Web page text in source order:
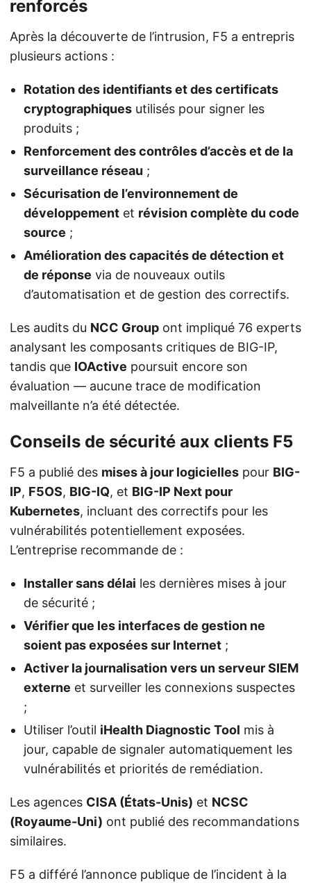
renforcés
Après la découverte de l’intrusion, F5 a entrepris
plusieurs actions :
Rotation des identifiants et des certificats
cryptographiques utilisés pour signer les
produits ;
Renforcement des contrôles d’accès et de la
surveillance réseau ;
Sécurisation de l’environnement de
développement et révision complète du code
source ;
Amélioration des capacités de détection et
de réponse via de nouveaux outils
d’automatisation et de gestion des correctifs.
Les audits du NCC Group ont impliqué 76 experts
analysant les composants critiques de BIG-IP,
tandis que IOActive poursuit encore son
évaluation — aucune trace de modification
malveillante n’a été détectée.
Conseils de sécurité aux clients F5
F5 a publié des mises à jour logicielles pour BIG-
IP, F5OS, BIG-IQ, et BIG-IP Next pour
Kubernetes, incluant des correctifs pour les
vulnérabilités potentiellement exposées.
L’entreprise recommande de :
Installer sans délai les dernières mises à jour
de sécurité ;
Vérifier que les interfaces de gestion ne
soient pas exposées sur Internet ;
Activer la journalisation vers un serveur SIEM
externe et surveiller les connexions suspectes
;
Utiliser l’outil iHealth Diagnostic Tool mis à
jour, capable de signaler automatiquement les
vulnérabilités et priorités de remédiation.
Les agences CISA (États-Unis) et NCSC
(Royaume-Uni) ont publié des recommandations
similaires.
F5 a différé l’annonce publique de l’incident à la